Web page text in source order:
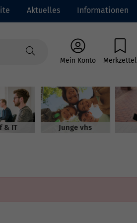
Aktuelles Informationen
Mein Konto Merkzettel
& IT Junge vhs